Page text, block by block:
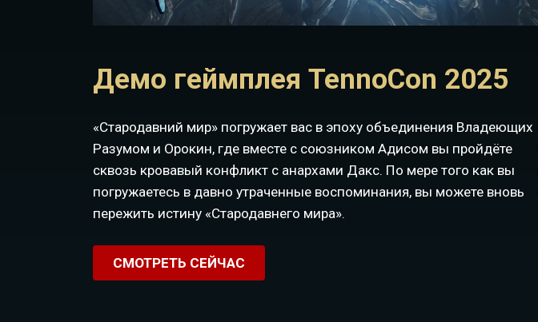
Демо геймплея TennoCon 2025
«Стародавний мир» погружает вас в эпоху объединения Владеющих
Разумом и Орокин, где вместе с союзником Адисом вы пройдёте
сквозь кровавый конфликт с анархами Дакс. По мере того как вы
погружаетесь в давно утраченные воспоминания, вы можете вновь
пережить истину «Стародавнего мира».
СМОТРЕТЬ СЕЙЧАС